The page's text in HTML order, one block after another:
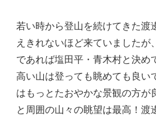
若い時から登山を続けてきた渡
えきれないほど来ていましたが
であれば塩田平・青木村と決め
高い山は登っても眺めても良い
はもっとたおやかな景観の方が
と周囲の山々の眺望は最高！渡